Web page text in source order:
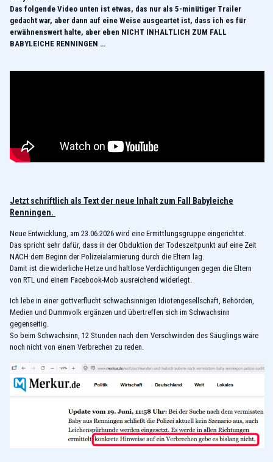
Das folgende Video unten ist etwas, das nur als 5-minütiger Trailer
gedacht war, aber dann auf eine Weise ausgeartet ist, dass ich es für
erwähnenswert halte, aber eben NICHT INHALTLICH ZUM FALL
BABYLEICHE RENNINGEN …
Jetzt schriftlich als Text der neue Inhalt zum Fall Babyleiche
Renningen.
Neue Entwicklung, am 23.06.2026 wird eine Ermittlungsgruppe eingerichtet.
Das spricht sehr dafür, dass in der Obduktion der Todeszeitpunkt auf eine Zeit
NACH dem Beginn der Polizeialarmierung durch die Eltern lag.
Damit ist die widerliche Hetze und haltlose Verdächtigungen gegen die Eltern
von RTL und einem Facebook-Mob ausreichend widerlegt.
Ich lebe in einer gottverflucht schwachsinnigen Idiotengesellschaft, Behörden,
Medien und Dummvolk ergänzen und übertreffen sich im Schwachsinn
gegenseitig.
So beim Schwachsinn, 12 Stunden nach dem Verschwinden des Säuglings wäre
noch nicht von einem Verbrechen zu reden.